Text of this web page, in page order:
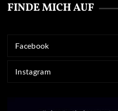
FINDE MICH AUF
Facebook
Instagram